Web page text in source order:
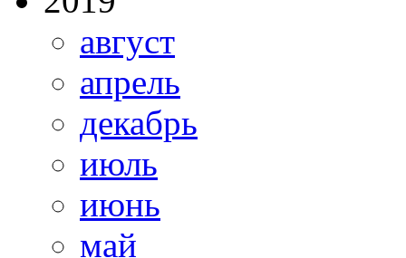
август
апрель
декабрь
июль
июнь
май